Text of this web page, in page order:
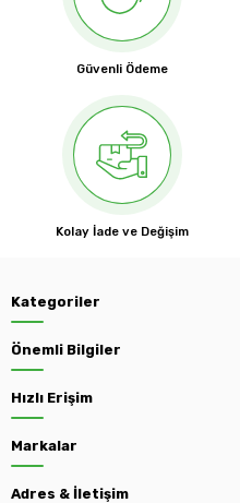
Güvenli Ödeme
Kolay İade ve Değişim
Kategoriler
Önemli Bilgiler
Hızlı Erişim
Markalar
Adres & İletişim